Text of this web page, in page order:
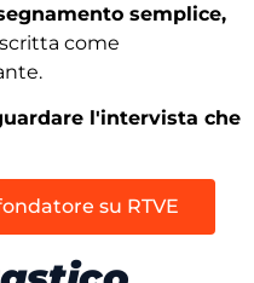
semplice,
come
l'intervista che
su RTVE